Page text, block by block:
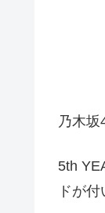
乃木坂
5th
ドが付